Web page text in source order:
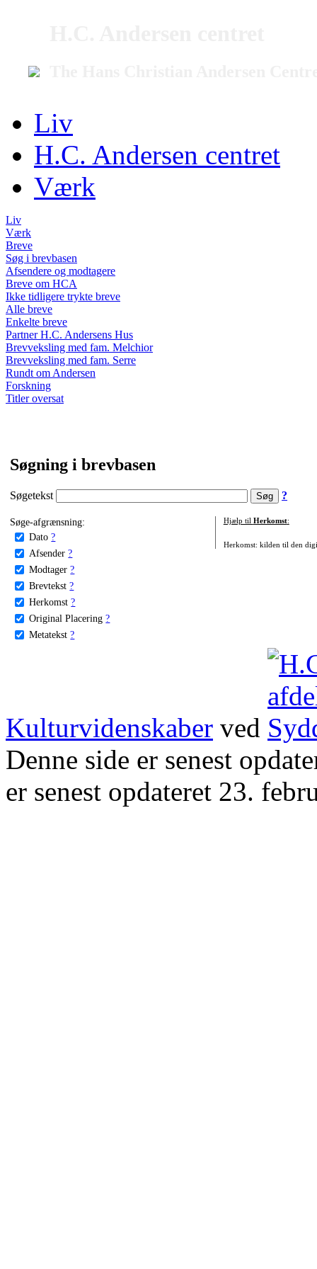
Liv
H.C. Andersen centret
Værk
Liv
Værk
Breve
Søg i brevbasen
Afsendere og modtagere
Breve om HCA
Ikke tidligere trykte breve
Alle breve
Enkelte breve
Partner H.C. Andersens Hus
Brevveksling med fam. Melchior
Brevveksling med fam. Serre
Rundt om Andersen
Forskning
Titler oversat
Søgning i brevbasen
Søgetekst ?
Søge-afgrænsning:
Dato ?
Afsender ?
Modtager ?
Brevtekst ?
Herkomst ?
Original Placering ?
Metatekst ?
Hjælp til Herkomst:
Herkomst: kilden til den
Kulturvidenskaber ved
Denne side er senest
er senest opdateret 23.